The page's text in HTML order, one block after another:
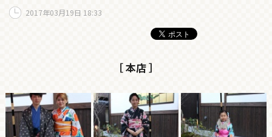
2017年03月19日 18:33
［ 本店 ］